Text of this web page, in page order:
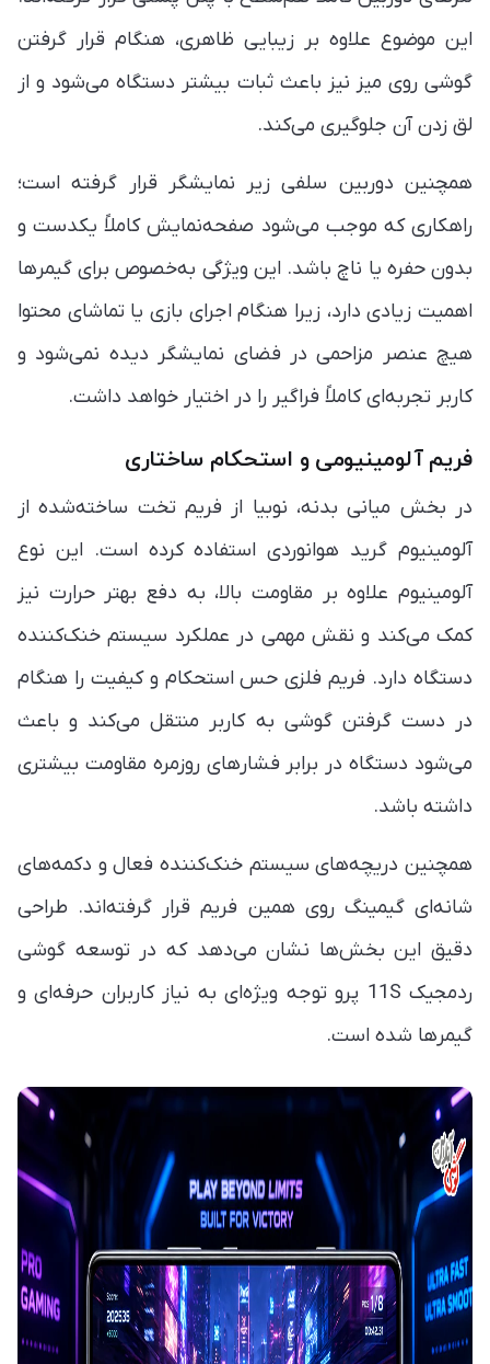
این موضوع علاوه بر زیبایی ظاهری، هنگام قرار گرفتن
گوشی روی میز نیز باعث ثبات بیشتر دستگاه می‌شود و از
لق زدن آن جلوگیری می‌کند.
همچنین دوربین سلفی زیر نمایشگر قرار گرفته است؛
راهکاری که موجب می‌شود صفحه‌نمایش کاملاً یکدست و
بدون حفره یا ناچ باشد. این ویژگی به‌خصوص برای گیمرها
اهمیت زیادی دارد، زیرا هنگام اجرای بازی یا تماشای محتوا
هیچ عنصر مزاحمی در فضای نمایشگر دیده نمی‌شود و
کاربر تجربه‌ای کاملاً فراگیر را در اختیار خواهد داشت.
فریم آلومینیومی و استحکام ساختاری
در بخش میانی بدنه، نوبیا از فریم تخت ساخته‌شده از
آلومینیوم گرید هوانوردی استفاده کرده است. این نوع
آلومینیوم علاوه بر مقاومت بالا، به دفع بهتر حرارت نیز
کمک می‌کند و نقش مهمی در عملکرد سیستم خنک‌کننده
دستگاه دارد. فریم فلزی حس استحکام و کیفیت را هنگام
در دست گرفتن گوشی به کاربر منتقل می‌کند و باعث
می‌شود دستگاه در برابر فشارهای روزمره مقاومت بیشتری
داشته باشد.
همچنین دریچه‌های سیستم خنک‌کننده فعال و دکمه‌های
شانه‌ای گیمینگ روی همین فریم قرار گرفته‌اند. طراحی
دقیق این بخش‌ها نشان می‌دهد که در توسعه گوشی
ردمجیک 11S پرو توجه ویژه‌ای به نیاز کاربران حرفه‌ای و
گیمرها شده است.